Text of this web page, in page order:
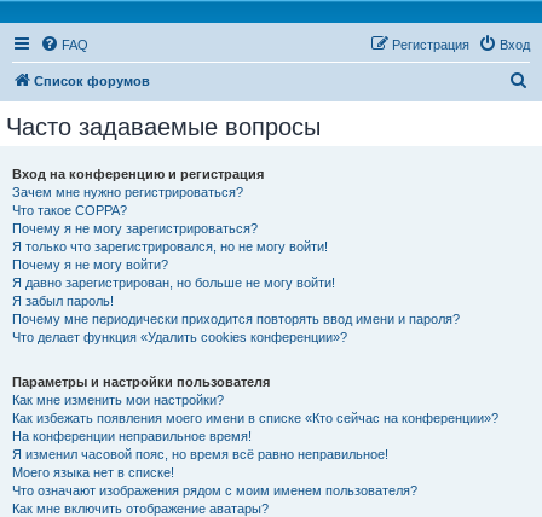
FAQ Вход
Регистрация
Список форумов
Часто задаваемые вопросы
Вход на конференцию и регистрация
Зачем мне нужно регистрироваться?
Что такое COPPA?
Почему я не могу зарегистрироваться?
Я только что зарегистрировался, но не могу войти!
Почему я не могу войти?
Я давно зарегистрирован, но больше не могу войти!
Я забыл пароль!
Почему мне периодически приходится повторять ввод имени и пароля?
Что делает функция «Удалить cookies конференции»?
Параметры и настройки пользователя
Как мне изменить мои настройки?
Как избежать появления моего имени в списке «Кто сейчас на конференции»?
На конференции неправильное время!
Я изменил часовой пояс, но время всё равно неправильное!
Моего языка нет в списке!
Что означают изображения рядом с моим именем пользователя?
Как мне включить отображение аватары?